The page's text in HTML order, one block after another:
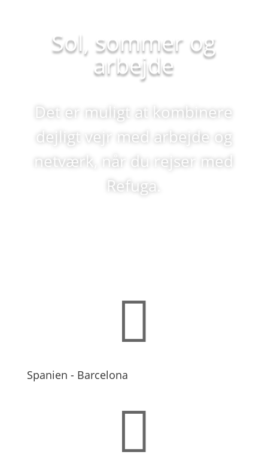
Sol, sommer og
arbejde
Det er muligt at kombinere
dejligt vejr med arbejde og
netværk, når du rejser med
Refuga.

Spanien - Barcelona
